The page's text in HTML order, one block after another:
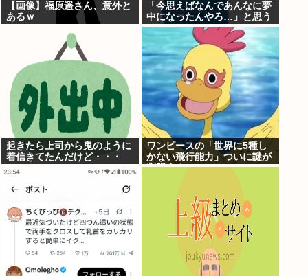
【画像】福原遥さん、意外と
あるｗ
「今思えばなんであんなに夢
中になったんやろ…」と思う
コンテンツ
起きたら上司から鬼のように
着信きてたんだけど・・・
ワンピースの「世界に5種し
かない飛行能力」ついに謎が
判明するwww